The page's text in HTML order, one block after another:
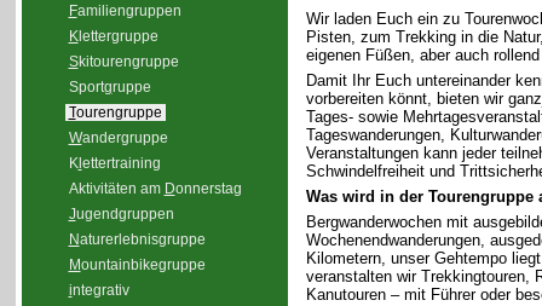
Familiengruppen
Klettergruppe
Skitourengruppe
Sportgruppe
Tourengruppe
Wandergruppe
Kl ettertraining
Aktivitäten am Donnerstag
Jugendgruppen
Naturerlebnisgruppe
Mountainbikegruppe
integrativ
Wir laden Euch ein zu
Pisten, zum Trekking in die
eigenen Füßen, aber auch
Damit Ihr Euch untereinander
vorbereiten könnt, bieten wir
Tages- sowie
Tageswanderungen,
Veranstaltungen kann jeder
Schwindelfreiheit und
Was wird in der Tourengruppe
Bergwanderwochen mit
Wochenendwanderungen,
Kilometern, unser Gehtempo
veranstalten wir Trekkingtouren,
Kanutouren – mit Führer oder